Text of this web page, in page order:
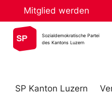
Mitglied werden
Sozialdemokratische Partei
des Kantons Luzern
SP Kanton Luzern